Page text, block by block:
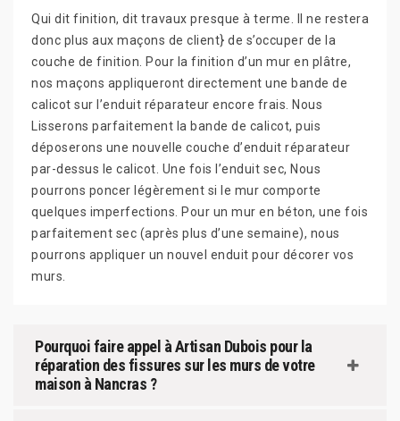
Qui dit finition, dit travaux presque à terme. Il ne restera
donc plus aux maçons de client} de s’occuper de la
couche de finition. Pour la finition d’un mur en plâtre,
nos maçons appliqueront directement une bande de
calicot sur l’enduit réparateur encore frais. Nous
Lisserons parfaitement la bande de calicot, puis
déposerons une nouvelle couche d’enduit réparateur
par-dessus le calicot. Une fois l’enduit sec, Nous
pourrons poncer légèrement si le mur comporte
quelques imperfections. Pour un mur en béton, une fois
parfaitement sec (après plus d’une semaine), nous
pourrons appliquer un nouvel enduit pour décorer vos
murs.
Pourquoi faire appel à Artisan Dubois pour la
réparation des fissures sur les murs de votre
maison à Nancras ?